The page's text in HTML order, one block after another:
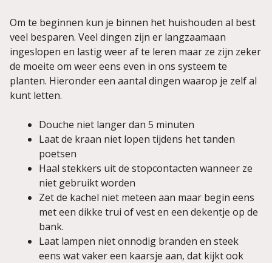
Om te beginnen kun je binnen het huishouden al best
veel besparen. Veel dingen zijn er langzaamaan
ingeslopen en lastig weer af te leren maar ze zijn zeker
de moeite om weer eens even in ons systeem te
planten. Hieronder een aantal dingen waarop je zelf al
kunt letten.
Douche niet langer dan 5 minuten
Laat de kraan niet lopen tijdens het tanden
poetsen
Haal stekkers uit de stopcontacten wanneer ze
niet gebruikt worden
Zet de kachel niet meteen aan maar begin eens
met een dikke trui of vest en een dekentje op de
bank.
Laat lampen niet onnodig branden en steek
eens wat vaker een kaarsje aan, dat kijkt ook